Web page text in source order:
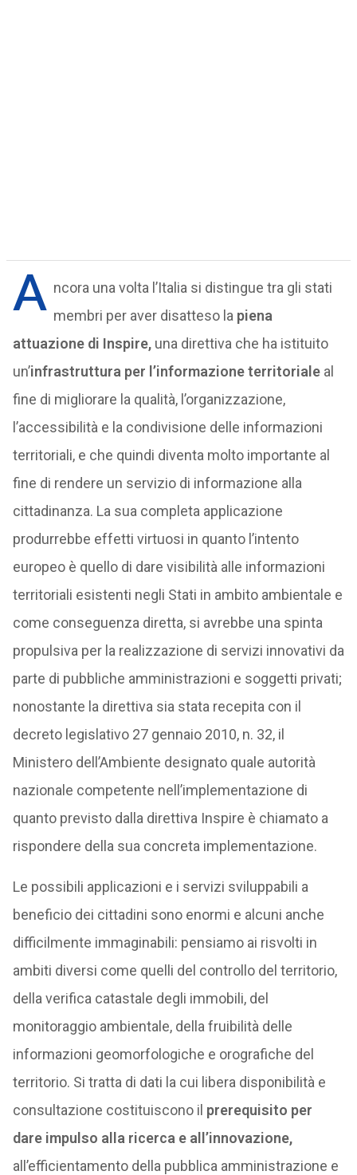
A ncora una volta l’Italia si distingue tra gli stati
membri per aver disatteso la piena
attuazione di Inspire, una direttiva che ha istituito
un’infrastruttura per l’informazione territorialeal
fine di migliorare la qualità, l’organizzazione,
l’accessibilità e la condivisione delle informazioni
territoriali, e che quindi diventa molto importante al
fine di rendere un servizio di informazione alla
cittadinanza. La sua completa applicazione
produrrebbe effetti virtuosi in quanto l’intento
europeo è quello di dare visibilità alle informazioni
territoriali esistenti negli Stati in ambito ambientale e
come conseguenza diretta, si avrebbe una spinta
propulsiva per la realizzazione di servizi innovativi da
parte di pubbliche amministrazioni e soggetti privati;
nonostante la direttiva sia stata recepita con il
decreto legislativo 27 gennaio 2010, n. 32, il
Ministero dell’Ambiente designato quale autorità
nazionale competente nell’implementazione di
quanto previsto dalla direttiva Inspire è chiamato a
rispondere della sua concreta implementazione.
Le possibili applicazioni e i servizi sviluppabili a
beneficio dei cittadini sono enormi e alcuni anche
difficilmente immaginabili: pensiamo ai risvolti in
ambiti diversi come quelli del controllo del territorio,
della verifica catastale degli immobili, del
monitoraggio ambientale, della fruibilità delle
informazioni geomorfologiche e orografiche del
territorio. Si tratta di dati la cui libera disponibilità e
consultazione costituiscono il prerequisito per
dare impulso alla ricerca e all’innovazione,
all’efficientamento della pubblica amministrazione e